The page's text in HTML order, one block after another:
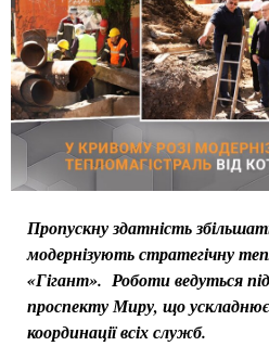
Пропускну здатність
модернізують стратегічну
«Гігант». Роботи ведуться
проспекту Миру, що ускладнює
координації всіх служб.